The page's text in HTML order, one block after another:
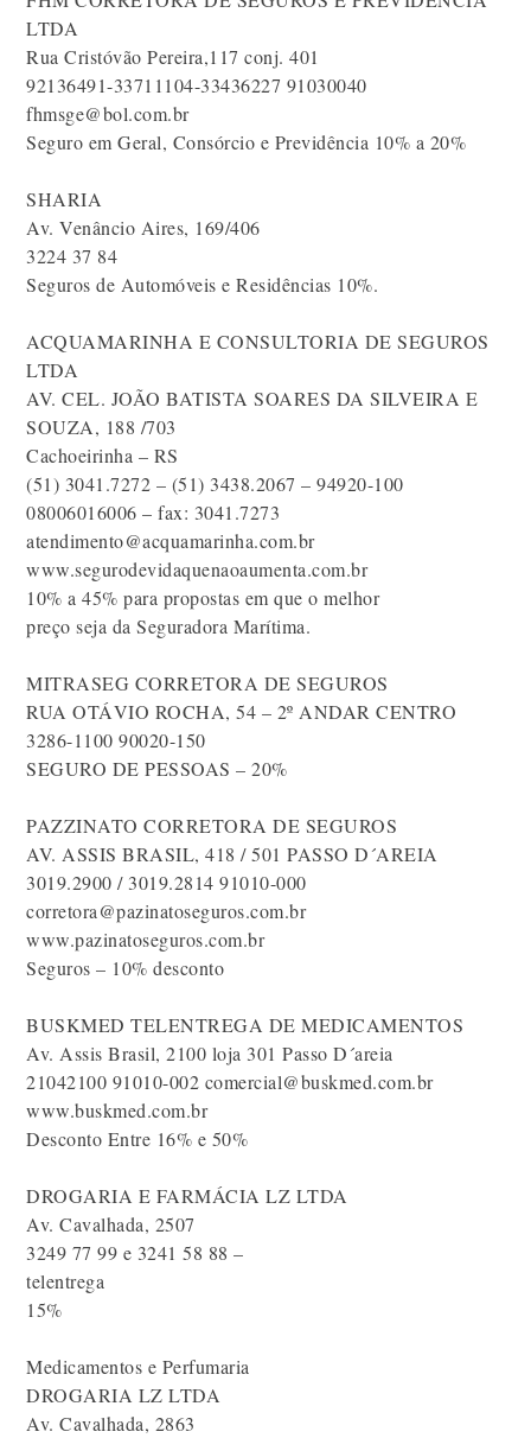
LTDA
Rua Cristóvão Pereira,117 conj. 401
92136491-33711104-33436227 91030040
fhmsge@bol.com.br
Seguro em Geral, Consórcio e Previdência 10% a 20%
SHARIA
Av. Venâncio Aires, 169/406
3224 37 84
Seguros de Automóveis e Residências 10%.
ACQUAMARINHA E CONSULTORIA DE SEGUROS
LTDA
AV. CEL. JOÃO BATISTA SOARES DA SILVEIRA E
SOUZA, 188 /703
Cachoeirinha – RS
(51) 3041.7272 – (51) 3438.2067 – 94920-100
08006016006 – fax: 3041.7273
atendimento@acquamarinha.com.br
www.segurodevidaquenaoaumenta.com.br
10% a 45% para propostas em que o melhor
preço seja da Seguradora Marítima.
MITRASEG CORRETORA DE SEGUROS
RUA OTÁVIO ROCHA, 54 – 2º ANDAR CENTRO
3286-1100 90020-150
SEGURO DE PESSOAS – 20%
PAZZINATO CORRETORA DE SEGUROS
AV. ASSIS BRASIL, 418 / 501 PASSO D´AREIA
3019.2900 / 3019.2814 91010-000
corretora@pazinatoseguros.com.br
www.pazinatoseguros.com.br
Seguros – 10% desconto
BUSKMED TELENTREGA DE MEDICAMENTOS
Av. Assis Brasil, 2100 loja 301 Passo D´areia
21042100 91010-002 comercial@buskmed.com.br
www.buskmed.com.br
Desconto Entre 16% e 50%
DROGARIA E FARMÁCIA LZ LTDA
Av. Cavalhada, 2507
3249 77 99 e 3241 58 88 –
telentrega
15%
Medicamentos e Perfumaria
DROGARIA LZ LTDA
Av. Cavalhada, 2863